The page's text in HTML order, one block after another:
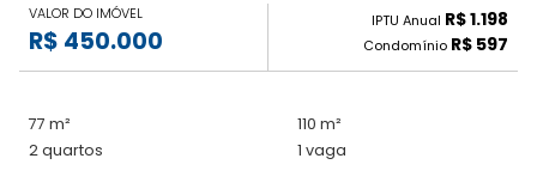
VALOR DO IMÓVEL
R$ 450.000
IPTU Anual R$ 1.198
Condomínio R$ 597
77 m²
110 m²
2 quartos
1 vaga